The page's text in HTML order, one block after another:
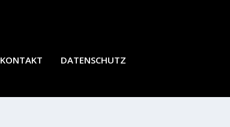
KONTAKT DATENSCHUTZ